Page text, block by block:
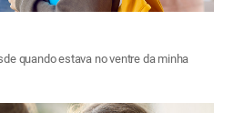
quando estava no ventre da minha